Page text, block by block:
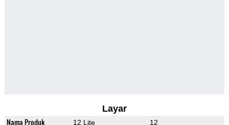
Layar
Nama Produk 12 Lite 12